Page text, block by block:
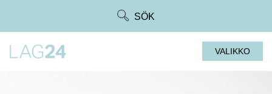
SÖK
VALIKKO